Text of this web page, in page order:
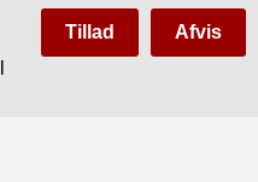
Tillad Afvis